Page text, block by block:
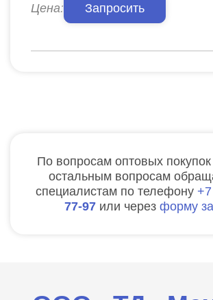
Цена: Запросить
По вопросам оптовых
остальным вопросам
специалистам по телефону
7
77-97 или через форму